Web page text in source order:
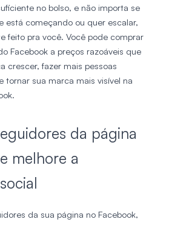
no bolso, e não importa se
está começando ou quer escalar,
feito pra você. Você pode comprar
Facebook a preços razoáveis que
crescer, fazer mais pessoas
tornar sua marca mais visível na
da página
melhore a
da sua página no Facebook,